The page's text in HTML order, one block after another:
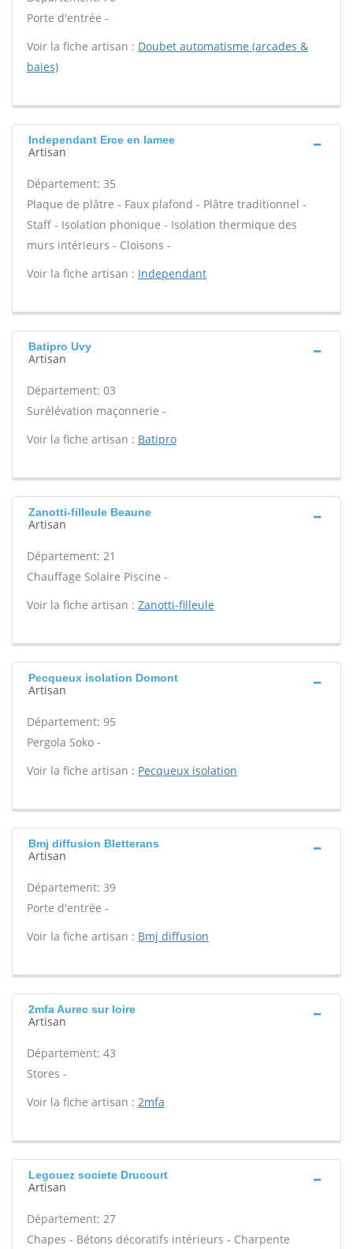
Porte d'entrée -
Voir la fiche artisan : Doubet automatisme (arcades &
baies)
Independant Erce en lamee
Artisan
Département: 35
Plaque de plâtre - Faux plafond - Plâtre traditionnel -
Staff - Isolation phonique - Isolation thermique des
murs intérieurs - Cloisons -
Voir la fiche artisan : Independant
Batipro Uvy
Artisan
Département: 03
Surélévation maçonnerie -
Voir la fiche artisan : Batipro
Zanotti-filleule Beaune
Artisan
Département: 21
Chauffage Solaire Piscine -
Voir la fiche artisan : Zanotti-filleule
Pecqueux isolation Domont
Artisan
Département: 95
Pergola Soko -
Voir la fiche artisan : Pecqueux isolation
Bmj diffusion Bletterans
Artisan
Département: 39
Porte d'entrée -
Voir la fiche artisan : Bmj diffusion
2mfa Aurec sur loire
Artisan
Département: 43
Stores -
Voir la fiche artisan : 2mfa
Legouez societe Drucourt
Artisan
Département: 27
Chapes - Bétons décoratifs intérieurs - Charpente